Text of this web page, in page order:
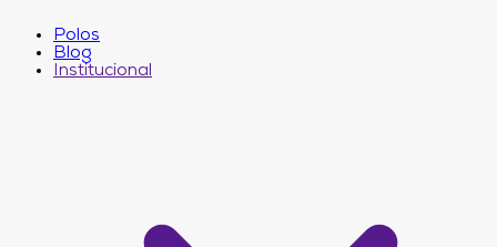
Polos
Blog
Institucional